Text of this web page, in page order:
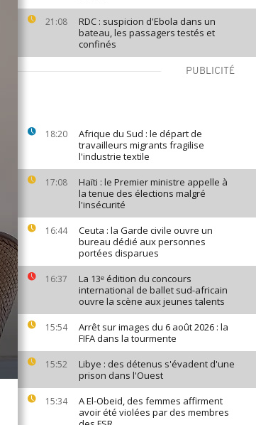
21:08
RDC : suspicion d'Ebola dans un
bateau, les passagers testés et
confinés
PUBLICITÉ
18:20
Afrique du Sud : le départ de
travailleurs migrants fragilise
l'industrie textile
17:08
Haïti : le Premier ministre appelle à
la tenue des élections malgré
l'insécurité
16:44
Ceuta : la Garde civile ouvre un
bureau dédié aux personnes
portées disparues
16:37
La 13ᵉ édition du concours
international de ballet sud-africain
ouvre la scène aux jeunes talents
15:54
Arrêt sur images du 6 août 2026 : la
FIFA dans la tourmente
15:52
Libye : des détenus s'évadent d'une
prison dans l'Ouest
15:34
A El-Obeid, des femmes affirment
avoir été violées par des membres